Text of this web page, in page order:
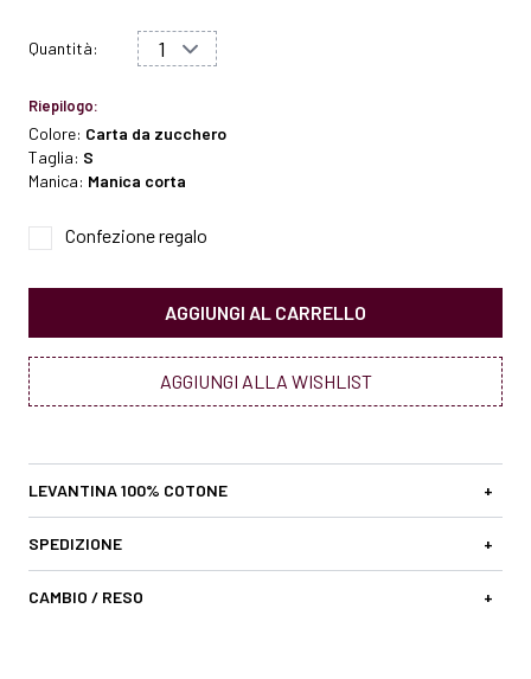
Quantità:
Riepilogo:
Colore: Carta da zucchero
Taglia: S
Manica: Manica corta
Confezione regalo
AGGIUNGI AL CARRELLO
AGGIUNGI ALLA WISHLIST
LEVANTINA 100% COTONE +
SPEDIZIONE +
CAMBIO / RESO +